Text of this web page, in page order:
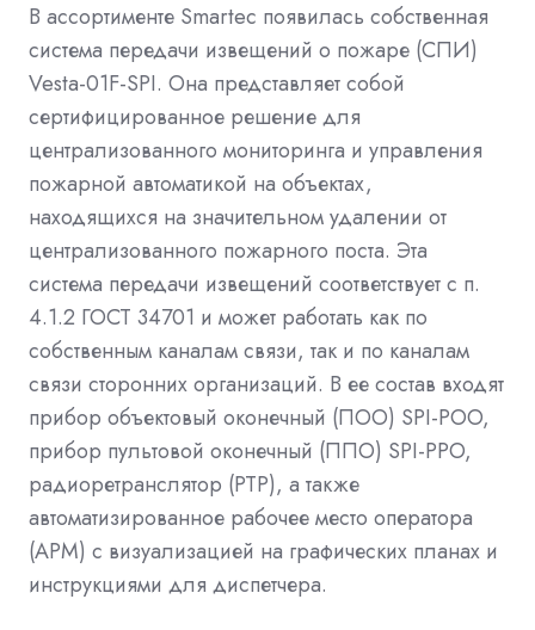
В ассортименте Smartec появилась собственная
система передачи извещений о пожаре (СПИ)
Vesta-01F-SPI. Она представляет собой
сертифицированное решение для
централизованного мониторинга и управления
пожарной автоматикой на объектах,
находящихся на значительном удалении от
централизованного пожарного поста. Эта
система передачи извещений соответствует с п.
4.1.2 ГОСТ 34701 и может работать как по
собственным каналам связи, так и по каналам
связи сторонних организаций. В ее состав входят
прибор объектовый оконечный (ПОО) SPI-POO,
прибор пультовой оконечный (ППО) SPI-PPO,
радиоретранслятор (РТР), а также
автоматизированное рабочее место оператора
(АРМ) с визуализацией на графических планах и
инструкциями для диспетчера.